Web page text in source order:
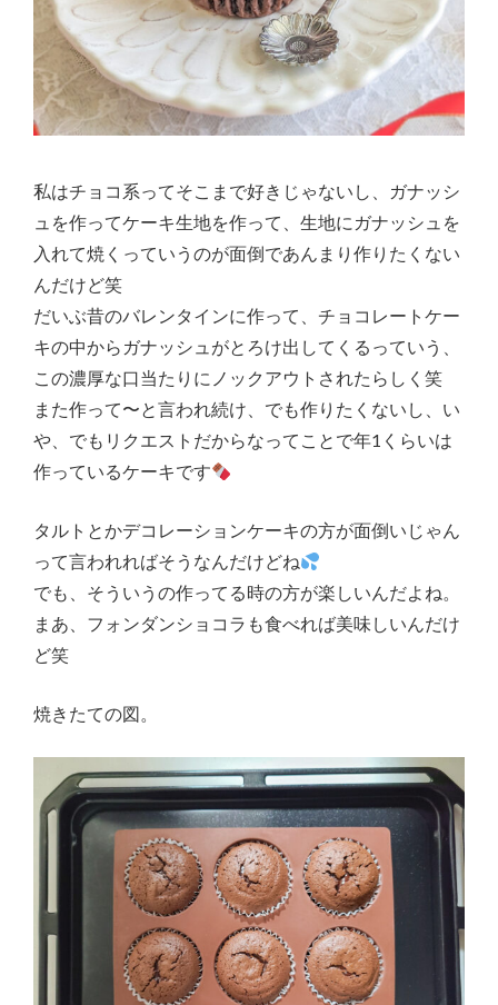
私はチョコ系ってそこまで好きじゃないし、ガナッシ
ュを作ってケーキ生地を作って、生地にガナッシュを
入れて焼くっていうのが面倒であんまり作りたくない
んだけど笑
だいぶ昔のバレンタインに作って、チョコレートケー
キの中からガナッシュがとろけ出してくるっていう、
この濃厚な口当たりにノックアウトされたらしく笑
また作って〜と言われ続け、でも作りたくないし、い
や、でもリクエストだからなってことで年1くらいは
作っているケーキです
タルトとかデコレーションケーキの方が面倒いじゃん
って言われればそうなんだけどね
でも、そういうの作ってる時の方が楽しいんだよね。
まあ、フォンダンショコラも食べれば美味しいんだけ
ど笑
焼きたての図。